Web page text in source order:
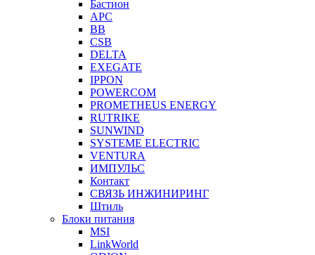
Бастион
APC
BB
CSB
DELTA
EXEGATE
IPPON
POWERCOM
PROMETHEUS ENERGY
RUTRIKE
SUNWIND
SYSTEME ELECTRIC
VENTURA
ИМПУЛЬС
Контакт
СВЯЗЬ ИНЖИНИРИНГ
Штиль
Блоки питания
MSI
LinkWorld